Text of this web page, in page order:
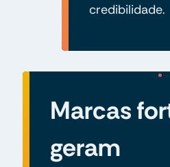
credibilidade.
Marcas
geram